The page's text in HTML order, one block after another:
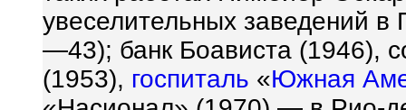
увеселительных заведений
—43); банк Боависта (1946),
(1953), госпиталь «Южная